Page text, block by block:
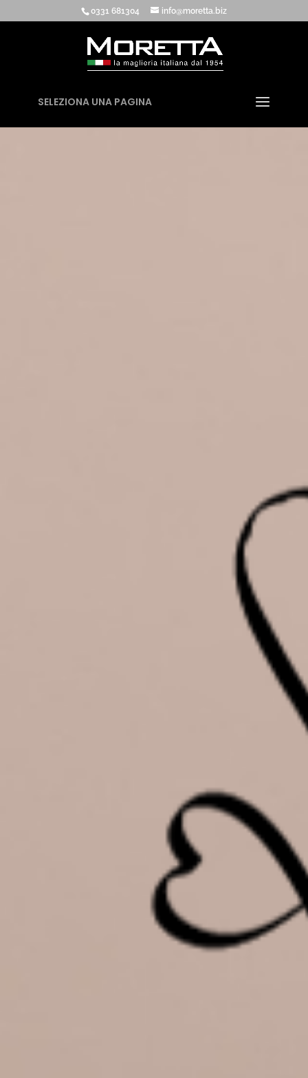
0331 681304 info@moretta.biz
SELEZIONA UNA PAGINA